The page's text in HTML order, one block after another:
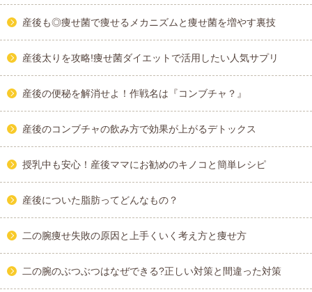
産後も◎痩せ菌で痩せるメカニズムと痩せ菌を増やす裏技
産後太りを攻略!痩せ菌ダイエットで活用したい人気サプリ
産後の便秘を解消せよ！作戦名は『コンブチャ？』
産後のコンブチャの飲み方で効果が上がるデトックス
授乳中も安心！産後ママにお勧めのキノコと簡単レシピ
産後についた脂肪ってどんなもの？
二の腕痩せ失敗の原因と上手くいく考え方と痩せ方
二の腕のぶつぶつはなぜできる?正しい対策と間違った対策